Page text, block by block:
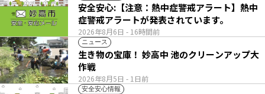
2026年8月6日 - 16時間前
安全安心:【注意：熱中症警戒アラート】熱中
症警戒アラートが発表されています。
ニュース
2026年8月5日 - 1日前
生き物の宝庫！ 妙高中 池のクリーンアップ大
作戦
安全安心情報